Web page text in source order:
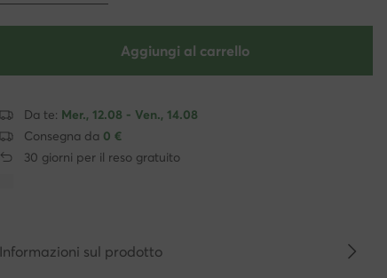
Aggiungi al carrello
Da te: Mer., 12.08 - Ven., 14.08
Consegna da 0 €
30 giorni per il reso gratuito
Informazioni sul prodotto